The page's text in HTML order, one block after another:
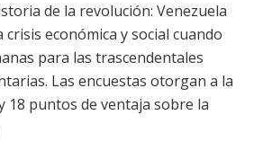
de la revolución: Venezuela
económica y social cuando
para las trascendentales
Las encuestas otorgan a la
18 puntos de ventaja sobre la